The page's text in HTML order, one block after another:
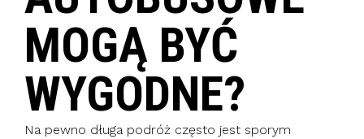
MOGĄ BYĆ
WYGODNE?
Na pewno długa podróż często jest sporym